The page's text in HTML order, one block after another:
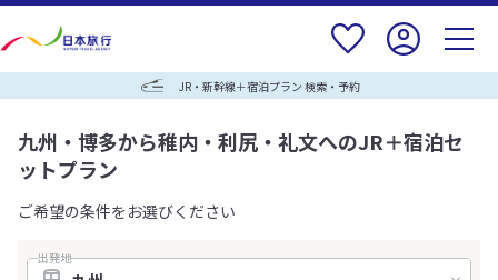
JR・新幹線＋宿泊プラン 検索・予約
九州・博多から稚内・利尻・礼文へのJR＋宿泊セ
ットプラン
ご希望の条件をお選びください
出発地